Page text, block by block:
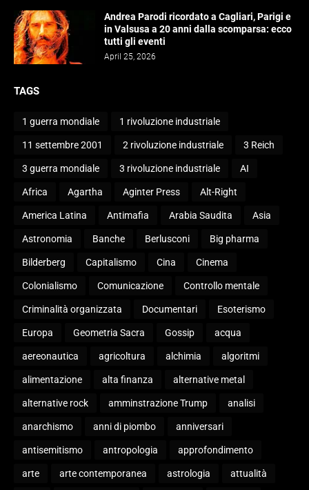
Andrea Parodi ricordato a Cagliari, Parigi e
in Valsusa a 20 anni dalla scomparsa: ecco
tutti gli eventi
April 25, 2026
TAGS
1 guerra mondiale 1 rivoluzione industriale
11 settembre 2001 2 rivoluzione industriale 3 Reich
3 guerra mondiale 3 rivoluzione industriale AI
Africa Agartha Aginter Press Alt-Right
America Latina Antimafia Arabia Saudita Asia
Astronomia Banche Berlusconi Big pharma
Bilderberg Capitalismo Cina Cinema
Colonialismo Comunicazione Controllo mentale
Criminalità organizzata Documentari Esoterismo
Europa Geometria Sacra Gossip acqua
aereonautica agricoltura alchimia algoritmi
alimentazione alta finanza alternative metal
alternative rock amminstrazione Trump analisi
anarchismo anni di piombo anniversari
antisemitismo antropologia approfondimento
arte arte contemporanea astrologia attualità